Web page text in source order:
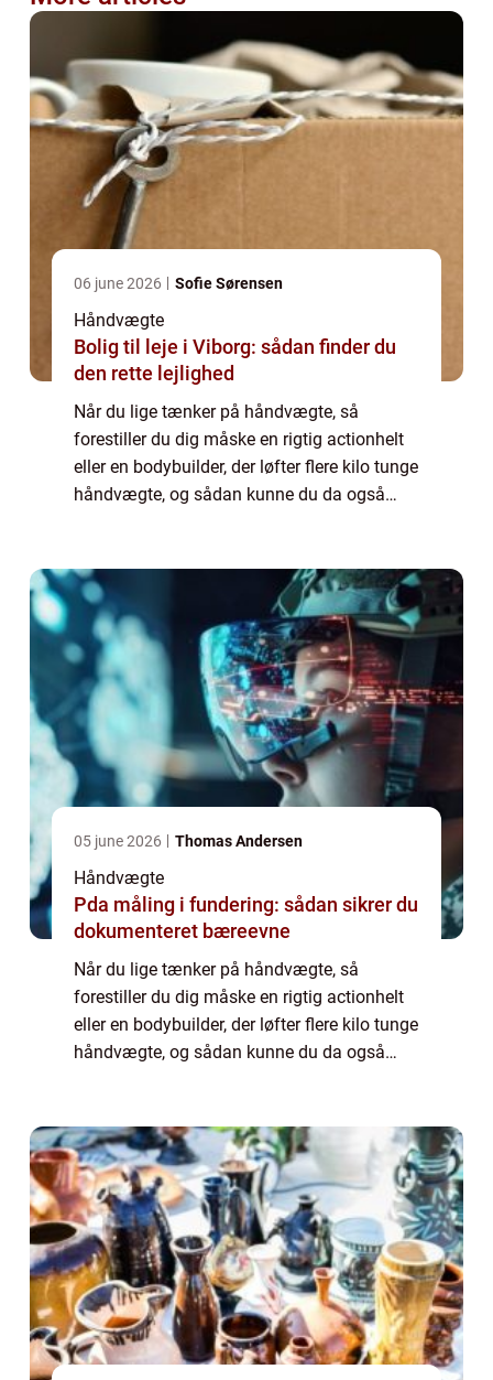
06 june 2026 Sofie Sørensen
Håndvægte
Bolig til leje i Viborg: sådan finder du
den rette lejlighed
Når du lige tænker på håndvægte, så
forestiller du dig måske en rigtig actionhelt
eller en bodybuilder, der løfter flere kilo tunge
håndvægte, og sådan kunne du da også
05 june 2026 Thomas Andersen
Håndvægte
Pda måling i fundering: sådan sikrer du
dokumenteret bæreevne
Når du lige tænker på håndvægte, så
forestiller du dig måske en rigtig actionhelt
eller en bodybuilder, der løfter flere kilo tunge
håndvægte, og sådan kunne du da også